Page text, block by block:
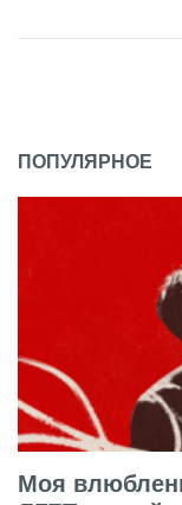
ПОПУЛЯРНОЕ
Моя